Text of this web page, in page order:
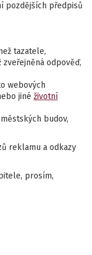
pozdějších předpisů
tazatele,
odpověď,
webových
jiné životní
budov,
reklamu a odkazy
prosím,